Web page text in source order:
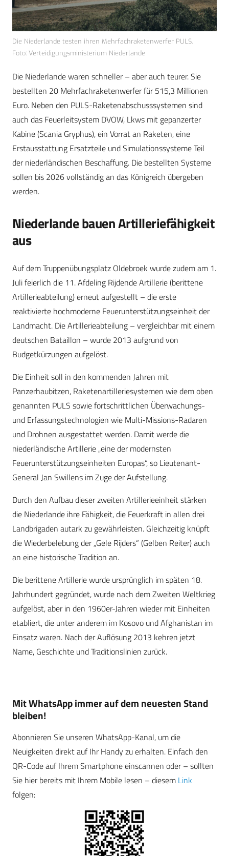
Die Niederlande testen ihren Mehrfachraketenwerfer PULS.
Foto: Verteidigungsministerium Niederlande
Die Niederlande waren schneller – aber auch teurer. Sie
bestellten 20 Mehrfachraketenwerfer für 515,3 Millionen
Euro. Neben den PULS-Raketenabschusssystemen sind
auch das Feuerleitsystem DVOW, Lkws mit gepanzerter
Kabine (Scania Gryphus), ein Vorrat an Raketen, eine
Erstausstattung Ersatzteile und Simulationssysteme Teil
der niederländischen Beschaffung. Die bestellten Systeme
sollen bis 2026 vollständig an das Königreich übergeben
werden.
Niederlande bauen Artilleriefähigkeit
aus
Auf dem Truppenübungsplatz Oldebroek wurde zudem am 1.
Juli feierlich die 11. Afdeling Rijdende Artillerie (berittene
Artillerieabteilung) erneut aufgestellt – die erste
reaktivierte hochmoderne Feuerunterstützungseinheit der
Landmacht. Die Artillerieabteilung – vergleichbar mit einem
deutschen Bataillon – wurde 2013 aufgrund von
Budgetkürzungen aufgelöst.
Die Einheit soll in den kommenden Jahren mit
Panzerhaubitzen, Raketenartilleriesystemen wie dem oben
genannten PULS sowie fortschrittlichen Überwachungs-
und Erfassungstechnologien wie Multi-Missions-Radaren
und Drohnen ausgestattet werden. Damit werde die
niederländische Artillerie „eine der modernsten
Feuerunterstützungseinheiten Europas“, so Lieutenant-
General Jan Swillens im Zuge der Aufstellung.
Durch den Aufbau dieser zweiten Artillerieeinheit stärken
die Niederlande ihre Fähigkeit, die Feuerkraft in allen drei
Landbrigaden autark zu gewährleisten. Gleichzeitig knüpft
die Wiederbelebung der „Gele Rijders“ (Gelben Reiter) auch
an eine historische Tradition an.
Die berittene Artillerie wurde ursprünglich im späten 18.
Jahrhundert gegründet, wurde nach dem Zweiten Weltkrieg
aufgelöst, aber in den 1960er-Jahren wieder mit Einheiten
etabliert, die unter anderem im Kosovo und Afghanistan im
Einsatz waren. Nach der Auflösung 2013 kehren jetzt
Name, Geschichte und Traditionslinien zurück.
Mit WhatsApp immer auf dem neuesten Stand
bleiben!
Abonnieren Sie unseren WhatsApp-Kanal, um die
Neuigkeiten direkt auf Ihr Handy zu erhalten. Einfach den
QR-Code auf Ihrem Smartphone einscannen oder – sollten
Sie hier bereits mit Ihrem Mobile lesen – diesem Link
folgen: